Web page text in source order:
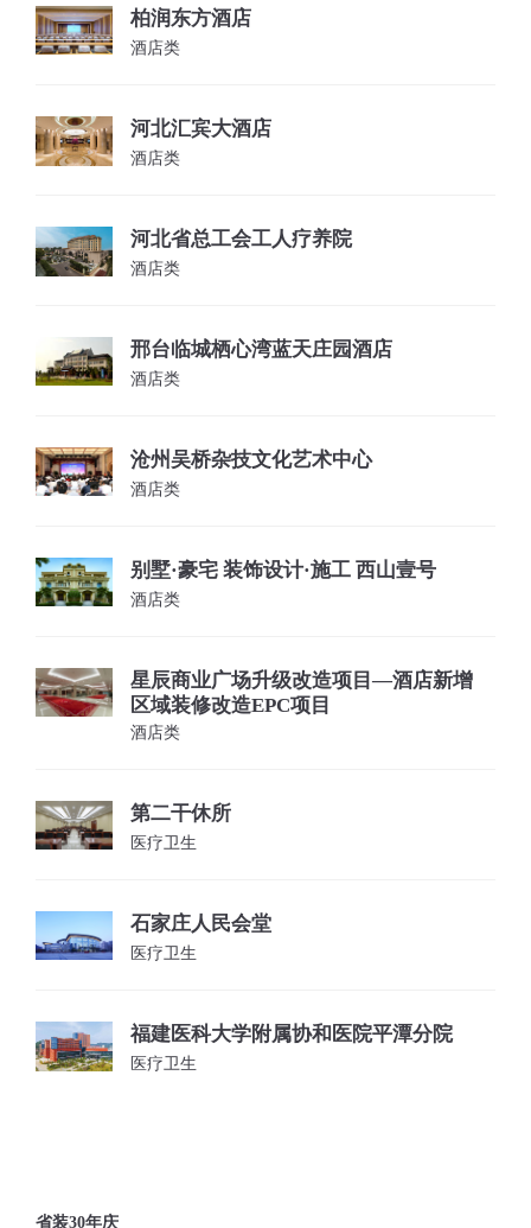
柏润东方酒店
酒店类
河北汇宾大酒店
酒店类
河北省总工会工人疗养院
酒店类
邢台临城栖心湾蓝天庄园酒店
酒店类
沧州吴桥杂技文化艺术中心
酒店类
别墅·豪宅 装饰设计·施工 西山壹号
酒店类
星辰商业广场升级改造项目—酒店新增
区域装修改造EPC项目
酒店类
第二干休所
医疗卫生
石家庄人民会堂
医疗卫生
福建医科大学附属协和医院平潭分院
医疗卫生
省装30年庆